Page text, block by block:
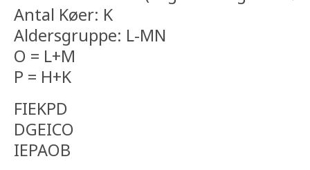
Antal Køer: K
Aldersgruppe: L-MN
O = L+M
P = H+K
FIEKPD
DGEICO
IEPAOB